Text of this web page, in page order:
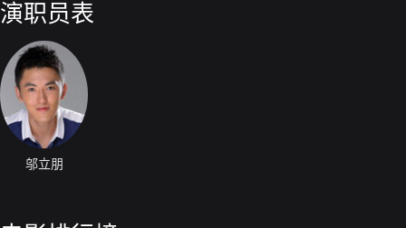
演职员表
邬立朋